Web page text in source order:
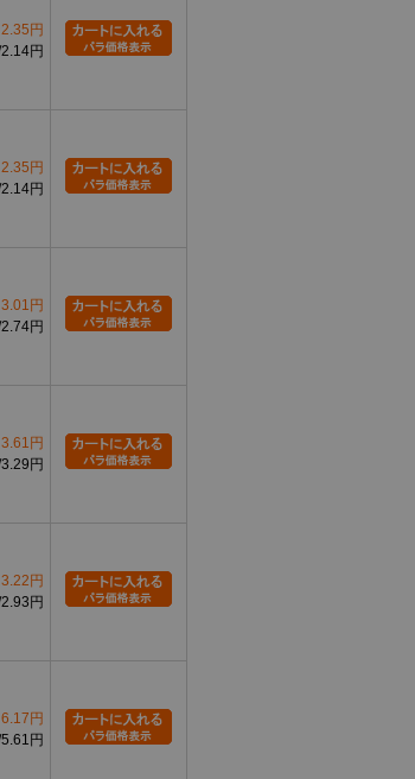
2.35円
2.14円
2.35円
2.14円
3.01円
2.74円
3.61円
3.29円
3.22円
2.93円
6.17円
5.61円